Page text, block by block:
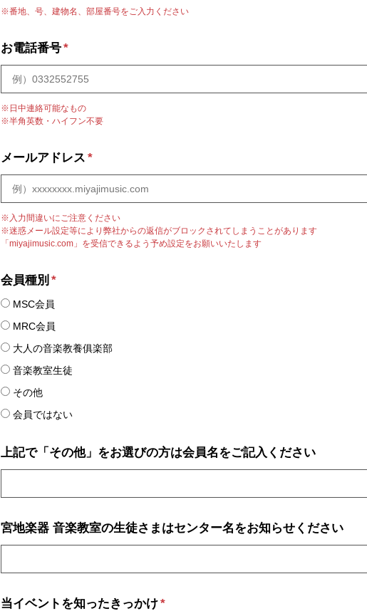
※番地、号、建物名、部屋番号をご入力ください
お電話番号*
※日中連絡可能なもの
※半角英数・ハイフン不要
メールアドレス *
※入力間違いにご注意ください
※迷惑メール設定等により弊社からの返信がブロックされてしまうことがあります
「miyajimusic.com」を受信できるよう予め設定をお願いいたします
会員種別 *
MSC会員
MRC会員
大人の音楽教養俱楽部
音楽教室生徒
その他
会員ではない
上記で「その他」をお選びの方は会員名をご記入ください
宮地楽器 音楽教室の生徒さまはセンター名をお知らせください
当イベントを知ったきっかけ*